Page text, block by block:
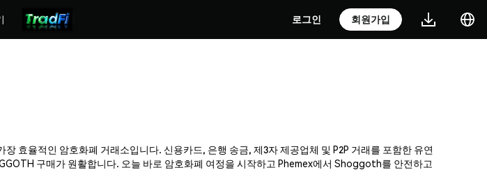
로그인 회원가입
효율적인 암호화폐 거래소입니다. 신용카드, 은행 송금, 제3자 제공업체 및 P2P 거래를 포함한 유연
구매가 원활합니다. 오늘 바로 암호화폐 여정을 시작하고 Phemex에서 Shoggoth를 안전하고